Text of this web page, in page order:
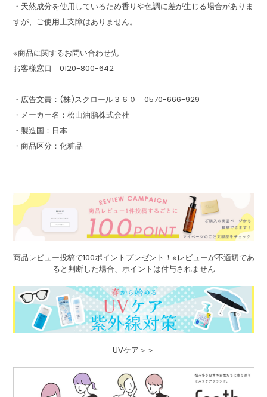
・天然成分を使用しているため香りや色調に差が生じる場合がありま
すが、ご使用上支障はありません。
※商品に関するお問い合わせ先
お客様窓口 0120-800-642
・広告文責：(株)スクロール３６０ 0570-666-929
・メーカー名：松山油脂株式会社
・製造国：日本
・商品区分：化粧品
商品レビュー投稿で100ポイントプレゼント！※レビューが不適切であ
ると判断した場合、ポイントは付与されません
UVケア＞＞